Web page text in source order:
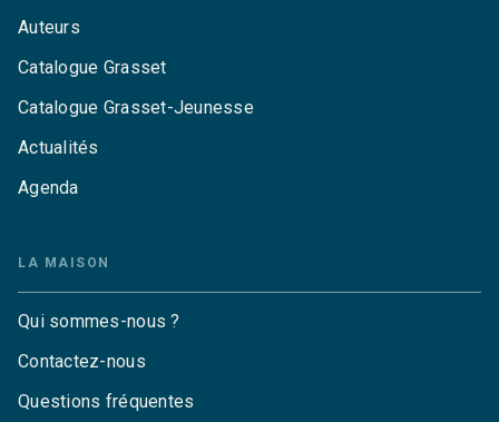
Auteurs
Catalogue Grasset
Catalogue Grasset-Jeunesse
Actualités
Agenda
LA MAISON
Qui sommes-nous ?
Contactez-nous
Questions fréquentes